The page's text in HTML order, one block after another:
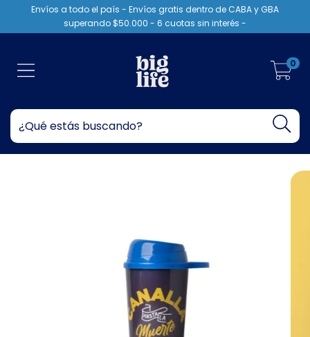
Envíos a todo el país - Envíos gratis dentro de CABA y GBA
superando $50.000 - 6 cuotas sin interés -
0